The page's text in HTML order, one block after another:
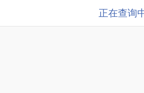
正在查询